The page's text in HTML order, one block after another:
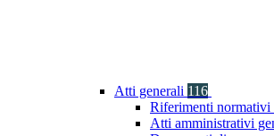
Atti generali 116
Riferimenti normativi
Atti amministrativi